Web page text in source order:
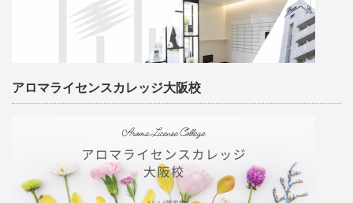
アロマライセンスカレッジ大阪校